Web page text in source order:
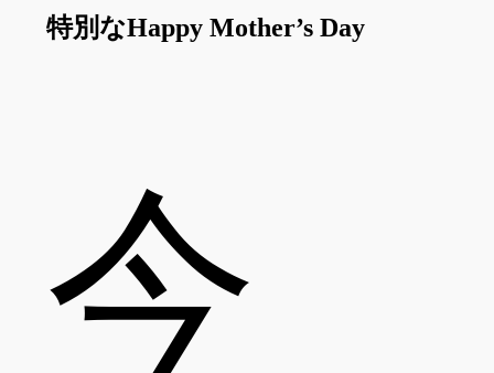
特別なHappy Mother’s Day
今